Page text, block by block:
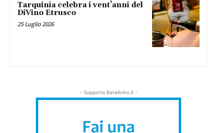
Tarquinia celebra i vent’anni del
DiVino Etrusco
25 Luglio 2026
- Supporta Bereilvino.it -